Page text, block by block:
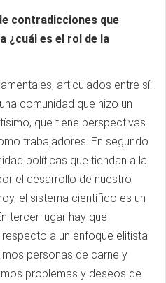
contradicciones que
¿cuál es el rol de la
articulados entre sí:
comunidad que hizo un
que tiene perspectivas
trabajadores. En segundo
políticas que tiendan a la
el desarrollo de nuestro
el sistema científico es un
tercer lugar hay que
a un enfoque elitista
personas de carne y
problemas y deseos de